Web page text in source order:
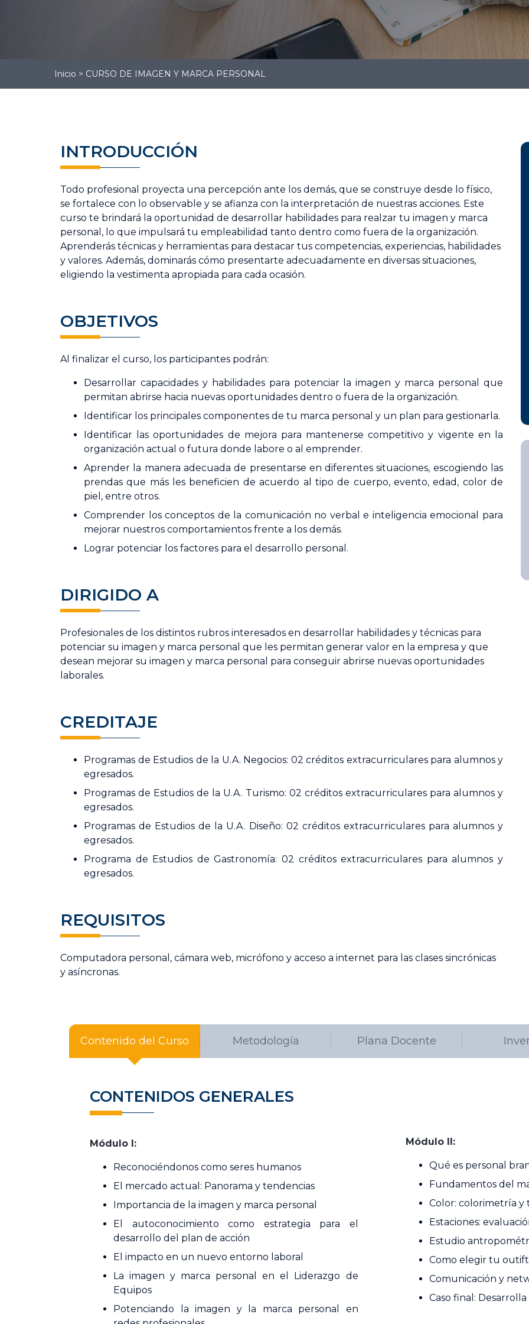
Inicio > CURSO DE IMAGEN Y MARCA PERSONAL
INTRODUCCIÓN
Todo profesional proyecta una percepción ante los demás, que se construye desde lo físico,
se fortalece con lo observable y se afianza con la interpretación de nuestras acciones. Este
curso te brindará la oportunidad de desarrollar habilidades para realzar tu imagen y marca
personal, lo que impulsará tu empleabilidad tanto dentro como fuera de la organización.
Aprenderás técnicas y herramientas para destacar tus competencias, experiencias, habilidades
y valores. Además, dominarás cómo presentarte adecuadamente en diversas situaciones,
eligiendo la vestimenta apropiada para cada ocasión.
OBJETIVOS
Al finalizar el curso, los participantes podrán:
Desarrollar capacidades y habilidades para potenciar la imagen y marca personal que
permitan abrirse hacia nuevas oportunidades dentro o fuera de la organización.
Identificar los principales componentes de tu marca personal y un plan para gestionarla.
Identificar las oportunidades de mejora para mantenerse competitivo y vigente en la
organización actual o futura donde labore o al emprender.
Aprender la manera adecuada de presentarse en diferentes situaciones, escogiendo las
prendas que más les beneficien de acuerdo al tipo de cuerpo, evento, edad, color de
piel, entre otros.
Comprender los conceptos de la comunicación no verbal e inteligencia emocional para
mejorar nuestros comportamientos frente a los demás.
Lograr potenciar los factores para el desarrollo personal.
DIRIGIDO A
Profesionales de los distintos rubros interesados en desarrollar habilidades y técnicas para
potenciar su imagen y marca personal que les permitan generar valor en la empresa y que
desean mejorar su imagen y marca personal para conseguir abrirse nuevas oportunidades
laborales.
CREDITAJE
Programas de Estudios de la U.A. Negocios: 02 créditos extracurriculares para alumnos y
egresados.
Programas de Estudios de la U.A. Turismo: 02 créditos extracurriculares para alumnos y
egresados.
Programas de Estudios de la U.A. Diseño: 02 créditos extracurriculares para alumnos y
egresados.
Programa de Estudios de Gastronomía: 02 créditos extracurriculares para alumnos y
egresados.
REQUISITOS
Computadora personal, cámara web, micrófono y acceso a internet para las clases sincrónicas
y asíncronas.
Contenido del Curso Metodología Plana Docente
CONTENIDOS GENERALES
Módulo I:
Reconociéndonos como seres humanos
El mercado actual: Panorama y tendencias
Importancia de la imagen y marca personal
El autoconocimiento como estrategia para el
desarrollo del plan de acción
El impacto en un nuevo entorno laboral
La imagen y marca personal en el Liderazgo de
Equipos
Potenciando la imagen y la marca personal en
Módulo II:
Qué es personal
Fundamentos del
Color: colorimetría y
Estaciones:
Estudio
Como elegir tu outift
Comunicación y
Caso final: